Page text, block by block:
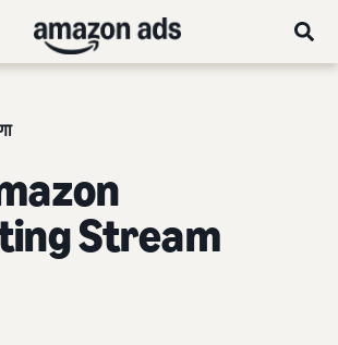
Stream